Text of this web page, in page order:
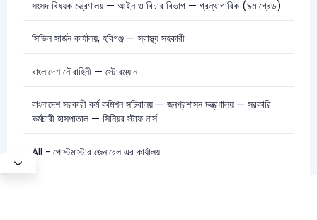
সংসদ বিষয়ক মন্ত্রণালয় — আইন ও বিচার বিভাগ — গ্রন্থাগারিক (৯ম গ্রেড)
সিভিল সার্জন কার্যালয়, হবিগঞ্জ — স্বাস্থ্য সহকারী
বাংলাদেশ নৌবাহিনী — স্টোরম্যান
বাংলাদেশ সরকারী কর্ম কমিশন সচিবালয় — জনপ্রশাসন মন্ত্রণালয় — সরকারি
কর্মচারী হাসপাতাল — সিনিয়র স্টাফ নার্স
All - পােস্টমাস্টার জেনারেল এর কার্যালয়